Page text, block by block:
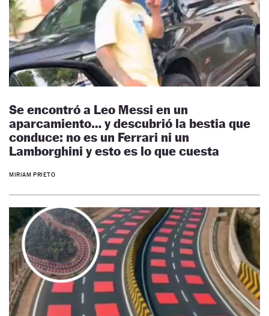
Se encontró a Leo Messi en un
aparcamiento… y descubrió la bestia que
conduce: no es un Ferrari ni un
Lamborghini y esto es lo que cuesta
MIRIAM PRIETO